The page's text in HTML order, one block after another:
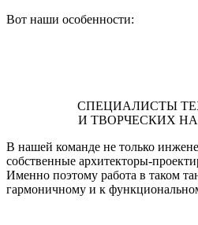
Вот наши особенности:
СПЕЦИАЛИСТЫ
И ТВОРЧЕСКИХ
В нашей команде не только
собственные архитекторы-
Именно поэтому работа в таком
гармоничному и к